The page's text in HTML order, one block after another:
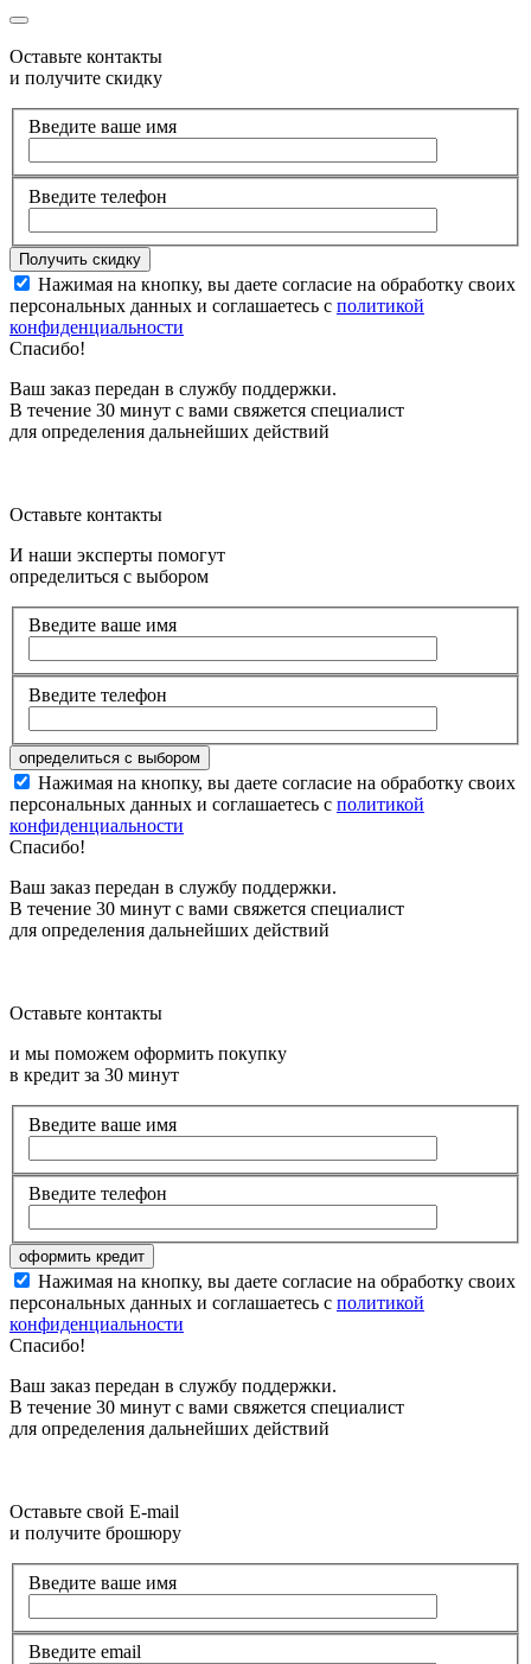
Оставьте контакты
и получите скидку
Введите ваше имя
Введите телефон
Нажимая на кнопку, вы даете согласие на обработку своих
персональных данных и соглашаетесь с политикой
конфиденциальности
Спасибо!
Ваш заказ передан в службу поддержки.
В течение 30 минут с вами свяжется специалист
для определения дальнейших действий
Оставьте контакты
И наши эксперты помогут
определиться с выбором
Введите ваше имя
Введите телефон
Нажимая на кнопку, вы даете согласие на обработку своих
персональных данных и соглашаетесь с политикой
конфиденциальности
Спасибо!
Ваш заказ передан в службу поддержки.
В течение 30 минут с вами свяжется специалист
для определения дальнейших действий
Оставьте контакты
и мы поможем оформить покупку
в кредит за 30 минут
Введите ваше имя
Введите телефон
Нажимая на кнопку, вы даете согласие на обработку своих
персональных данных и соглашаетесь с политикой
конфиденциальности
Спасибо!
Ваш заказ передан в службу поддержки.
В течение 30 минут с вами свяжется специалист
для определения дальнейших действий
Оставьте свой E-mail
и получите брошюру
Введите ваше имя
Введите email